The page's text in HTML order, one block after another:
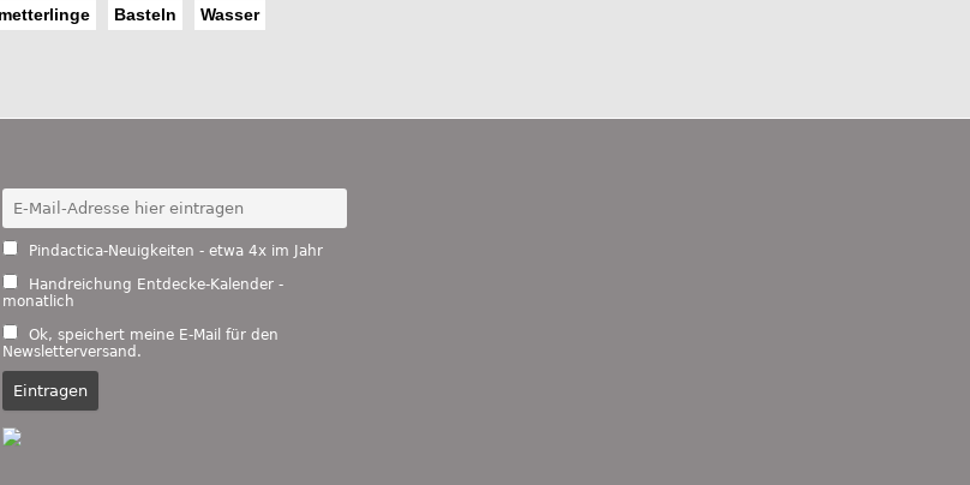
Basteln Wasser
Pindactica-Neuigkeiten - etwa 4x im Jahr
Handreichung Entdecke-Kalender -
monatlich
Ok, speichert meine E-Mail für den
Newsletterversand.